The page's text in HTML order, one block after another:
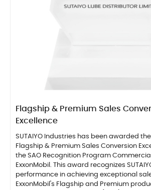
Flagship & Premium Sales
Excellence
SUTAIYO Industries has been awarded
Flagship & Premium Sales Conversion
the SAO Recognition Program
ExxonMobil. This award recognizes
performance in achieving exceptional
ExxonMobil's Flagship and Premium